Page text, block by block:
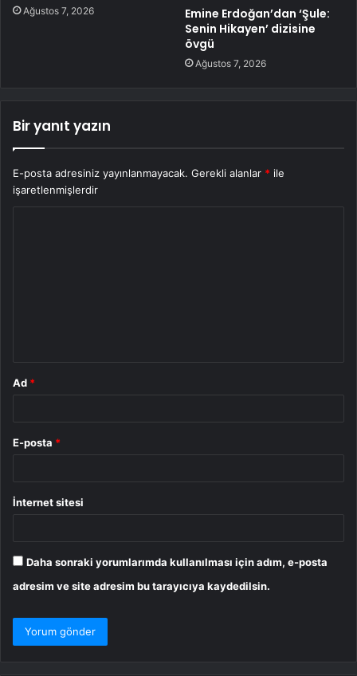
Ağustos 7, 2026
Emine Erdoğan’dan ‘Şule:
Senin Hikayen’ dizisine
övgü
Ağustos 7, 2026
Bir yanıt yazın
E-posta adresiniz yayınlanmayacak. Gerekli alanlar * ile
işaretlenmişlerdir
Ad *
E-posta *
İnternet sitesi
Daha sonraki yorumlarımda kullanılması için adım, e-posta
adresim ve site adresim bu tarayıcıya kaydedilsin.